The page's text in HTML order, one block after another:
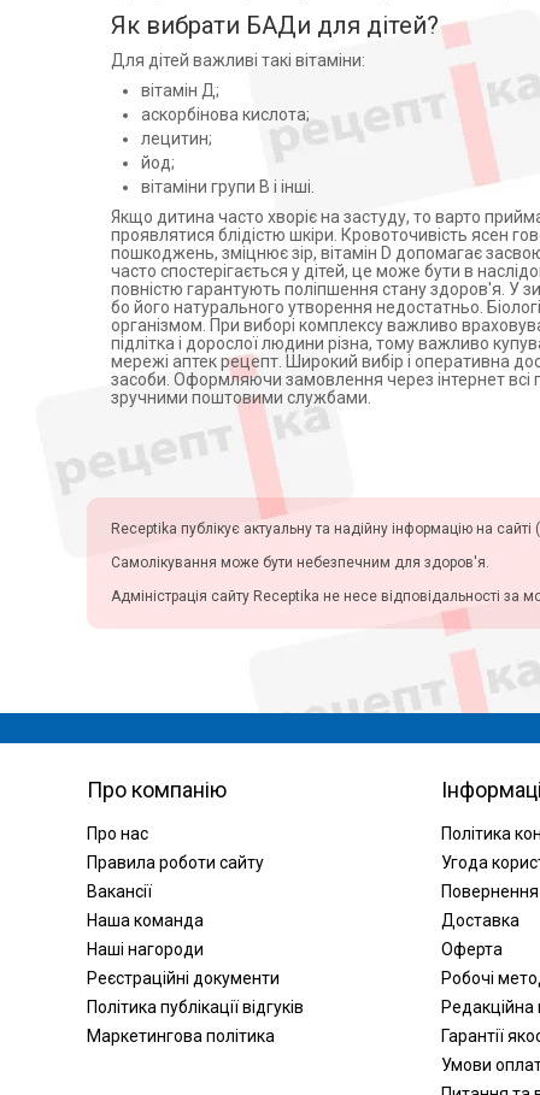
СОФАРМА АТ БОЛГАРИЯ (1)
Eagle Nutritionals Inc. (2)
Brunel Healthcare
Manufacturing (1)
МИБЕ ГМБХ
АРЦНАЙМИТТЕЛЬ ГЕРМАНИЯ
(1)
МАСТЕР ФАРМ С.А. ПОЛЬША
(1)
Natur Produkt Pharma
(Польша) (1)
Квайссер Фарма Україна ТОВ
(3)
КВАЙССЕР ФАРМА ГМБХ И
КО. КГ ГЕРМАНИЯ (1)
Квайссер Фарма ГмбХ і Ко,
Німеччина (2)
ЕмергоФарм Сп. з о.о. Сп.К.,
Польща (1)
Delta Medical Promotions A.G.
(5)
ВЕГА ИЛЛЯЧ КОСМЕТИК ГИДА
ИМАЛ. ТУРЦИЯ (3)
ТОВ «Синерджілаб», Україна
ТОВ Фармснаб (1)
Sirio Pharma Co.,LTD (1)
СПЕРКО УКРАИНА СП
Спільне українсько-іспанське
підприємство"Сперко
Україна", Україна (1)
ВИТЭЦЕР КФТ ВЕНГРИЯ (1)
Голден-Фарм ТОВ (Україна,
Київ) (1)
ТОВ Дельта Медікел (2)
Лаллеманд Хелс Солюшнс
Інк. (1)
Ніацин (2)
Омега-3 (17)
Полівітаміни (12)
Ретинол (1)
Риб'ячий жир (6)
Селен (1)
Суміш спор
полірезистентного штаму
Bacillus clausii (1)
Токоферол (1)
Тіамін (1)
Фитоменадион (1)
Фолієва кислота (3)
Фосфор (1)
Фруктовая добавка (1)
Холекальциферол (1)
Холін (1)
Цинка ацетат (1)
Цитрат кальция (1)
Цитрат магния (1)
Чорниця (1)
Як вибрати БАДи для дітей?
Для дітей важливі такі вітаміни:
вітамін Д;
аскорбінова кислота;
лецитин;
йод;
вітаміни групи В і інші.
Якщо дитина часто хворіє на застуду, то варто
проявлятися блідістю шкіри. Кровоточивість ясен
пошкоджень, зміцнює зір, вітамін D допомагає
часто спостерігається у дітей, це може бути в
повністю гарантують поліпшення стану здоров'я. У
бо його натурального утворення недостатньо.
організмом. При виборі комплексу важливо
підлітка і дорослої людини різна, тому важливо
мережі аптек рецепт. Широкий вибір і оперативна
засоби. Оформляючи замовлення через інтернет всі
зручними поштовими службами.
Receptika публікує актуальну та надійну інформацію на
Самолікування може бути небезпечним для здоров'я.
Адміністрація сайту Receptika не несе відповідальності за
Про компанію
Про нас
Правила роботи сайту
Вакансії
Наша команда
Наші нагороди
Реєстраційні документи
Політика публікації відгуків
Маркетингова політика
Політика
Угода
Повернення
Доставка
Оферта
Робочі
Редакційна
Гарантії
Умови